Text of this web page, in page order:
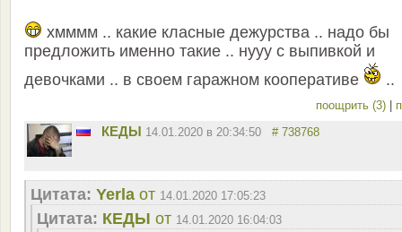
хмммм .. какие класные дежурства .. надо бы
предложить именно такие .. нууу с выпивкой и
девочками .. в своем гаражном кооперативе
..
поощрить (3)
КЕДЫ 14.01.2020 в 20:34:50 # 738768
Цитата: Yerla от 14.01.2020 17:05:23
Цитата: КЕДЫ от 14.01.2020 16:04:03